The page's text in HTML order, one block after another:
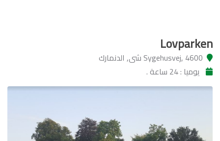
Lovparken
Sygehusvej, 4600 شى, الدنمارك
يوميا : 24 ساعة .